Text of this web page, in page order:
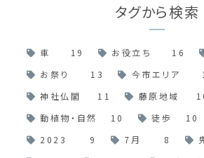
タグから検索
車 19 お役立ち 16
お祭り
13 今市エリア
神社仏閣
11 藤原地域
動植物・自然
10 徒歩 10
2023
9 7月 8